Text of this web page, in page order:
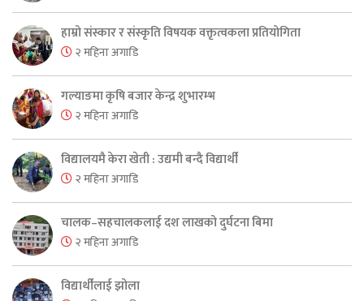
हाम्रो संस्कार र संस्कृति विषयक वक्तृत्वकला प्रतियोगिता
२ महिना अगाडि
गल्याङमा कृषि बजार केन्द्र शुभारम्भ
२ महिना अगाडि
विद्यालयमै केरा खेती : उद्यमी बन्दै विद्यार्थी
२ महिना अगाडि
चालक–सहचालकलाई दश लाखको दुर्घटना बिमा
२ महिना अगाडि
विद्यार्थीलाई झोला